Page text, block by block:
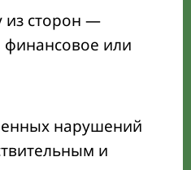
из сторон —
финансовое или
нарушений
и